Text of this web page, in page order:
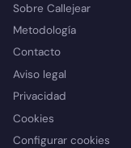
Sobre Callejear
Metodología
Contacto
Aviso legal
Privacidad
Cookies
Configurar cookies